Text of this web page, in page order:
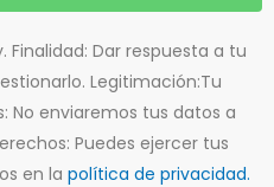
Finalidad: Dar respuesta a tu
Legitimación:Tu
No enviaremos tus datos a
Puedes ejercer tus
en la política de privacidad.